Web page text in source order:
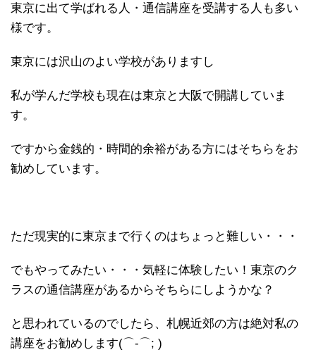
東京に出て学ばれる人・通信講座を受講する人も多い
様です。
東京には沢山のよい学校がありますし
私が学んだ学校も現在は東京と大阪で開講していま
す。
ですから金銭的・時間的余裕がある方にはそちらをお
勧めしています。
ただ現実的に東京まで行くのはちょっと難しい・・・
でもやってみたい・・・気軽に体験したい！東京のク
ラスの通信講座があるからそちらにしようかな？
と思われているのでしたら、札幌近郊の方は絶対私の
講座をお勧めします(⌒-⌒; )